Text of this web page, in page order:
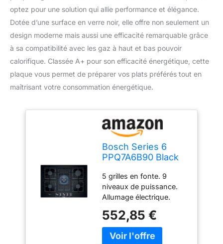
optez pour une solution qui allie performance et élégance.
Dotée d’une surface en verre noir, elle offre non seulement un
design moderne mais aussi une efficacité remarquable grâce
à sa compatibilité avec les gaz à haut et bas pouvoir
calorifique. Classée A+ pour son efficacité énergétique, cette
plaque vous permet de préparer vos plats préférés tout en
maîtrisant votre consommation énergétique.
Bosch Series 6
PPQ7A6B90 Black
Plate ( Glass, Black,
Medium, high-
calorific Gas (h-
gas), low-calorific
Gas (l-gas))
5 grilles en fonte. 9
niveaux de puissance.
Allumage électrique.
75CM 5F GAS CRISTAL
NEGRO BOSCH
ENCIMERA PPQ-7A6B90
552,85 €